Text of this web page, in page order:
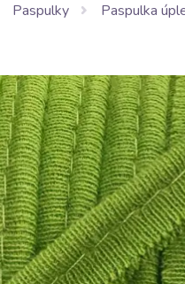
Paspulky Paspulka